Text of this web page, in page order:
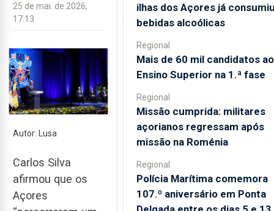
25 de mai. de 2026,
17:13
Autor: Lusa
Carlos Silva
afirmou que os
Açores
ilhas dos Açores já
bebidas alcoólicas
Regional
Mais de 60 mil candidatos ao
Ensino Superior na 1.ª fase
Regional
Missão cumprida: militares
açorianos regressam após
missão na Roménia
Regional
Polícia Marítima comemora
107.º aniversário em Ponta